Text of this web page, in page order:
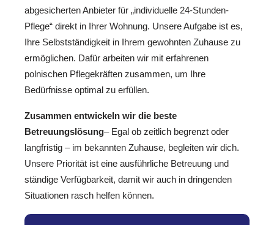
abgesicherten Anbieter für „individuelle 24-Stunden-
Pflege“ direkt in Ihrer Wohnung. Unsere Aufgabe ist es,
Ihre Selbstständigkeit in Ihrem gewohnten Zuhause zu
ermöglichen. Dafür arbeiten wir mit erfahrenen
polnischen Pflegekräften zusammen, um Ihre
Bedürfnisse optimal zu erfüllen.
Zusammen entwickeln wir die beste
Betreuungslösung– Egal ob zeitlich begrenzt oder
langfristig – im bekannten Zuhause, begleiten wir dich.
Unsere Priorität ist eine ausführliche Betreuung und
ständige Verfügbarkeit, damit wir auch in dringenden
Situationen rasch helfen können.